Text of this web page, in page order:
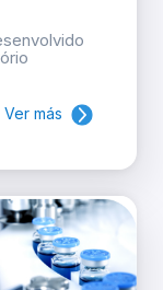
Ver más